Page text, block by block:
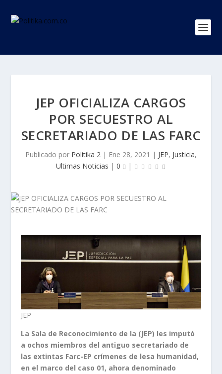
JEP OFICIALIZA CARGOS
POR SECUESTRO AL
SECRETARIADO DE LAS FARC
Publicado por Politika 2 | Ene 28, 2021 | JEP, Justicia,
Ultimas Noticias | 0 |
JEP
La Sala de Reconocimiento de la (JEP) les imputó
a ochos miembros del antiguo secretariado de
las extintas Farc-EP crímenes de lesa humanidad,
en el marco del caso 01, ahora denominado